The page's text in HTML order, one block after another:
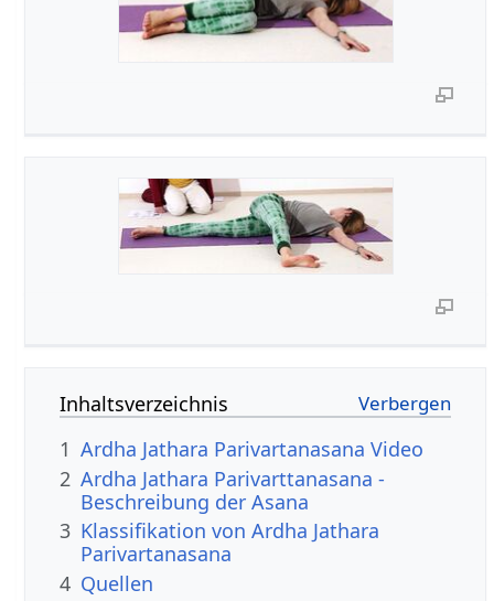
Inhaltsverzeichnis
1 Ardha Jathara Parivartanasana Video
2 Ardha Jathara Parivarttanasana -
Beschreibung der Asana
3 Klassifikation von Ardha Jathara
Parivartanasana
4 Quellen